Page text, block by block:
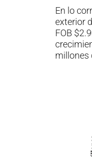
En lo
exterior
FOB
millones